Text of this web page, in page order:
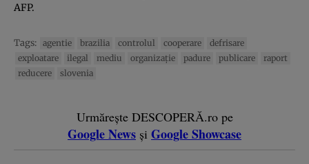
AFP.
Tags: agentie brazilia controlul cooperare
defrisare
exploatare
ilegal mediu organizaţie padure publicare
raport
reducere
slovenia
Urmărește DESCOPERĂ.ro pe
Google News și Google Showcase